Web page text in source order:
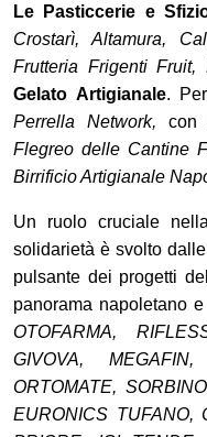
Le Pasticcerie e
Crostarì, Altamura,
Frutteria Frigenti
Gelato Artigianale.
Perrella Network, con
Flegreo delle Cantine
Birrificio Artigianale
Un ruolo cruciale
solidarietà è svolto dalle
pulsante dei progetti
panorama napoletano
OTOFARMA,
GIVOVA, MEGAFIN,
ORTOMATE,
EURONICS TUFANO,